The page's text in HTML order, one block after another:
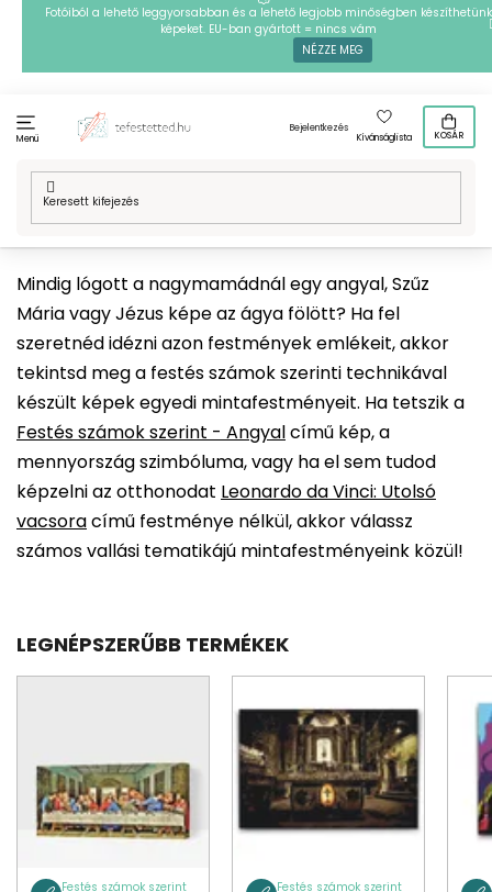
Ugrás
tartalomhoz
Fotóiból a lehető leggyorsabban és a lehető legjobb minőségben készíthetünk
képeket. EU-ban gyártott = nincs vám
NÉZZE MEG
Menü
Bejelentkezés
Kívánságlista
KOSÁR
Kezdőlap
Technikák / Festés számok szerint
Ezoterika és spiritualitás / Vallás
Mindig lógott a nagymamádnál egy angyal, Szűz
Mária vagy Jézus képe az ágya fölött? Ha fel
szeretnéd idézni azon festmények emlékeit, akkor
tekintsd meg a festés számok szerinti technikával
készült képek egyedi mintafestményeit. Ha tetszik a
Festés számok szerint - Angyalcímű kép, a
mennyország szimbóluma, vagy ha el sem tudod
képzelni az otthonodat Leonardo da Vinci: Utolsó
vacsoracímű festménye nélkül, akkor válassz
számos vallási tematikájú mintafestményeink közül!
LEGNÉPSZERŰBB TERMÉKEK
Festés számok szerint Festés számok szerint